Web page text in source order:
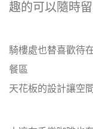
趣的可以隨時
騎樓處也替喜歡待
餐區
天花板的設計讓空